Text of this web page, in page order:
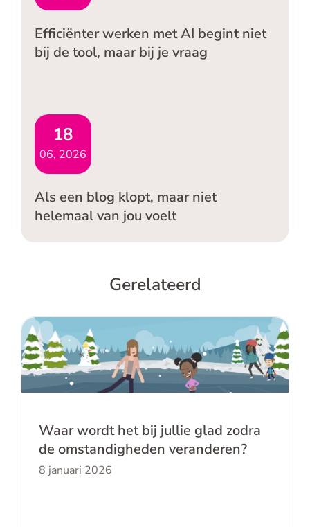
Efficiënter werken met AI begint niet
bij de tool, maar bij je vraag
18
06, 2026
Als een blog klopt, maar niet
helemaal van jou voelt
Gerelateerd
Waar wordt het bij jullie glad zodra de
omstandigheden veranderen?
Waar wordt het bij jullie glad zodra
de omstandigheden veranderen?
8 januari 2026